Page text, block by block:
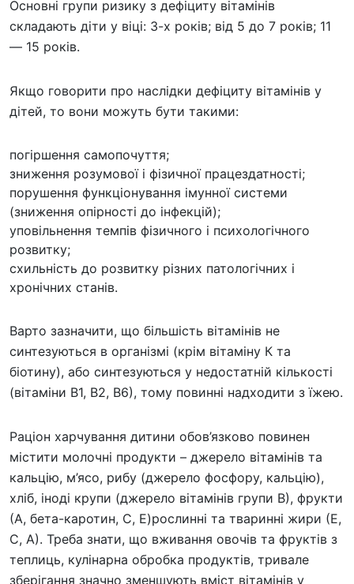
Основні групи ризику з дефіциту вітамінів
складають діти у віці: 3-х років; від 5 до 7 років; 11
— 15 років.
Якщо говорити про наслідки дефіциту вітамінів у
дітей, то вони можуть бути такими:
погіршення самопочуття;
зниження розумової і фізичної працездатності;
порушення функціонування імунної системи
(зниження опірності до інфекцій);
уповільнення темпів фізичного і психологічного
розвитку;
схильність до розвитку різних патологічних і
хронічних станів.
Варто зазначити, що більшість вітамінів не
синтезуються в організмі (крім вітаміну К та
біотину), або синтезуються у недостатній кількості
(вітаміни В1, В2, В6), тому повинні надходити з їжею.
Раціон харчування дитини обов’язково повинен
містити молочні продукти – джерело вітамінів та
кальцію, м’ясо, рибу (джерело фосфору, кальцію),
хліб, іноді крупи (джерело вітамінів групи В), фрукти
(А, бета-каротин, С, Е)рослинні та тваринні жири (Е,
С, А). Треба знати, що вживання овочів та фруктів з
теплиць, кулінарна обробка продуктів, тривале
зберігання значно зменшують вміст вітамінів у